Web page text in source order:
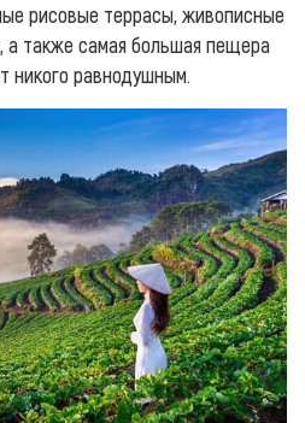
рисовые террасы, живописные
а также самая большая пещера
никого равнодушным.